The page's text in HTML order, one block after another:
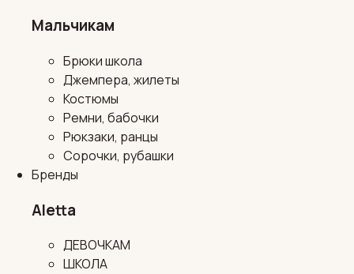
Мальчикам
Брюки школа
Джемпера, жилеты
Костюмы
Ремни, бабочки
Рюкзаки, ранцы
Сорочки, рубашки
Бренды
Aletta
ДЕВОЧКАМ
ШКОЛА